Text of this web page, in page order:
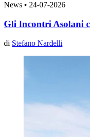
News • 24-07-2026
Gli Incontri Asolani
di Stefano Nardelli